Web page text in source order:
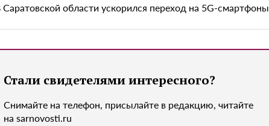
Саратовской области ускорился переход на 5G-смартфоны
Стали свидетелями интересного?
Снимайте на телефон, присылайте в редакцию, читайте
на sarnovosti.ru